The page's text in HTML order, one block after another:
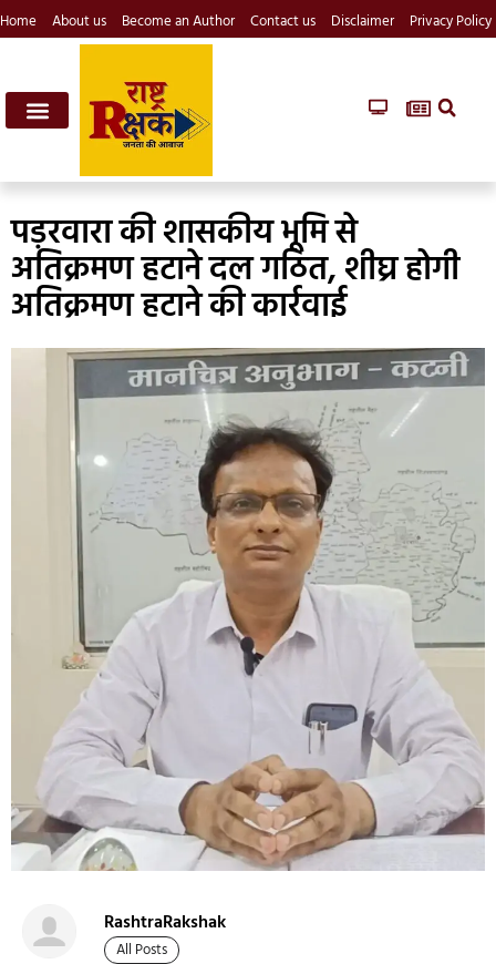
Home About us Become an Author Contact us Disclaimer Privacy Policy
पड़रवारा की शासकीय भूमि से
अतिक्रमण हटाने दल गठित, शीघ्र होगी
अतिक्रमण हटाने की कार्रवाई
RashtraRakshak
All Posts